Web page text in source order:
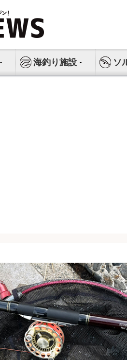
海釣り施設 ソ